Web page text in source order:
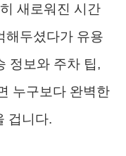
새로워진 시간
해두셨다가 유용
정보와 주차 팁,
누구보다 완벽한
겁니다.